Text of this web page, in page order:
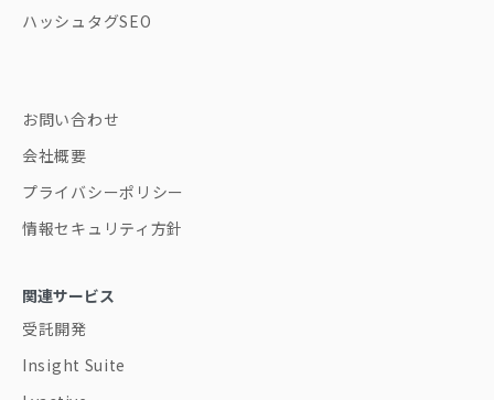
ハッシュタグSEO
お問い合わせ
会社概要
プライバシーポリシー
情報セキュリティ方針
関連サービス
受託開発
Insight Suite